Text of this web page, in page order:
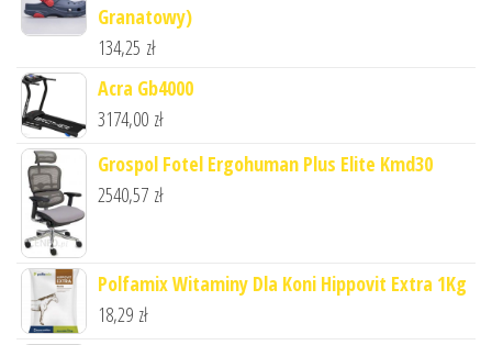
Granatowy)
134,25 zł
Acra Gb4000
3174,00 zł
Grospol Fotel Ergohuman Plus Elite Kmd30
2540,57 zł
Polfamix Witaminy Dla Koni Hippovit Extra 1Kg
18,29 zł